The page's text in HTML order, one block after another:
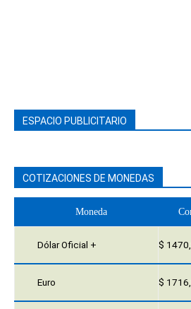
ESPACIO PUBLICITARIO
COTIZACIONES DE MONEDAS
Moneda
Dólar Oficial + $
Euro $